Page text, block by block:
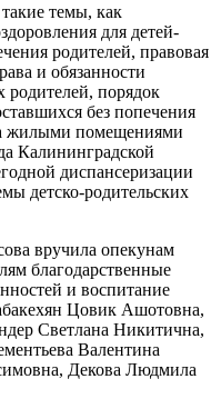
темы, как
для детей-
родителей, правовая
и обязанности
порядок
без попечения
жилыми помещениями
Калининградской
диспансеризации
детско-родительских
вручила опекунам
благодарственные
и воспитание
Цовик Ашотовна,
Светлана Никитична,
Валентина
Декова Людмила